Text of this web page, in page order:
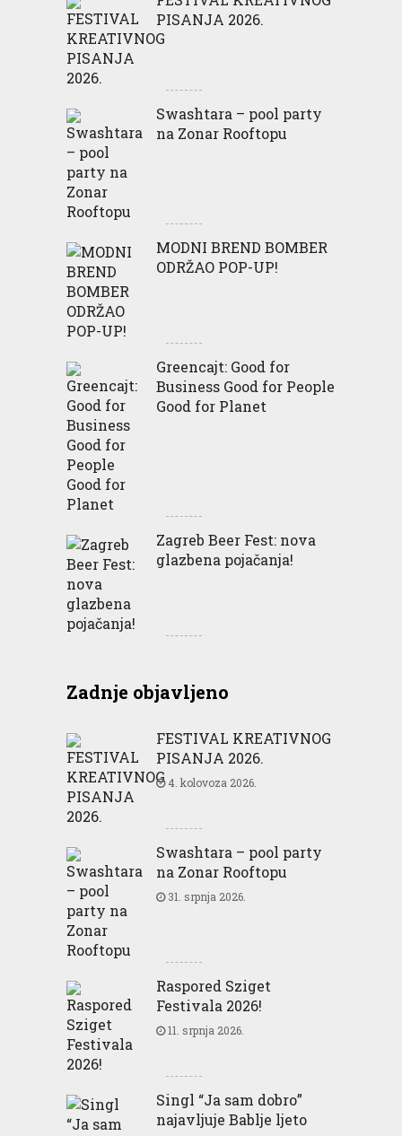
PISANJA 2026.
Swashtara – pool party
na Zonar Rooftopu
MODNI BREND BOMBER
ODRŽAO POP-UP!
Greencajt: Good for
Business Good for People
Good for Planet
Zagreb Beer Fest: nova
glazbena pojačanja!
Zadnje objavljeno
FESTIVAL KREATIVNOG
PISANJA 2026.
4. kolovoza 2026.
Swashtara – pool party
na Zonar Rooftopu
31. srpnja 2026.
Raspored Sziget
Festivala 2026!
11. srpnja 2026.
Singl “Ja sam dobro”
najavljuje Bablje ljeto